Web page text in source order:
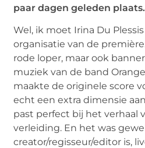
paar dagen geleden
Wel, ik moet Irina Du
organisatie van de
rode loper, maar ook
muziek van de band
maakte de originele score
echt een extra dimensie
past perfect bij het verhaal
verleiding. En het was
creator/regisseur/editor is,